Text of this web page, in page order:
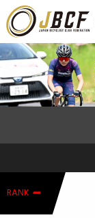
RANK -